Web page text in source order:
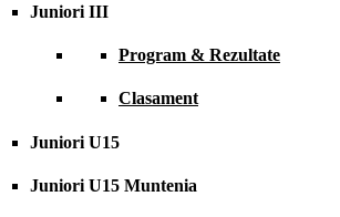
Juniori III
Program & Rezultate
Clasament
Juniori U15
Juniori U15 Muntenia